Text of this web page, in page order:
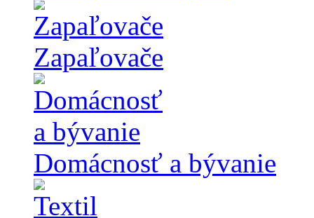
Zapaľovače
Domácnosť a bývanie